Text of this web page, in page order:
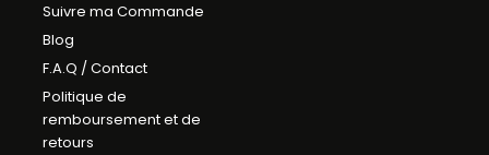
Suivre ma Commande
Blog
F.A.Q / Contact
Politique de
remboursement et de
retours